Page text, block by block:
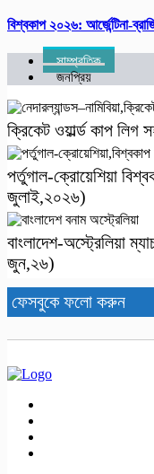
বিশ্ব‌কাপ ২০২৬: আর্জে‌ন্টিনা-
সাম্প্রতিক
জনপ্রিয়
ক্রিকেট ওয়ার্ল্ড কাপ
পর্তুগাল-ক্রোয়েশিয়া
জুলাই,২০২৬)
বাংলাদেশ-অস্ট্রেলিয়া
জুন,২৬)
ফেসবুকে ফলো করুন